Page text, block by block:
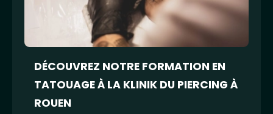
DÉCOUVREZ NOTRE FORMATION EN
TATOUAGE À LA KLINIK DU PIERCING À
ROUEN